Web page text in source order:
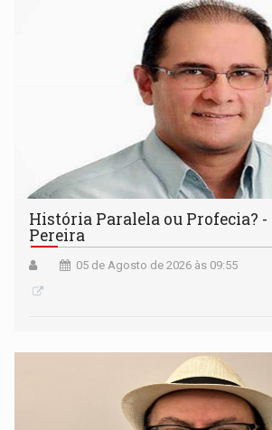
História Paralela ou Profecia? -
Pereira
05 de Agosto de 2026 às 09:55